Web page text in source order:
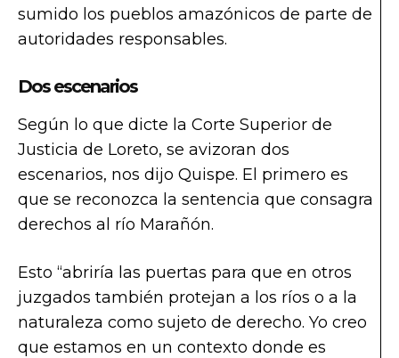
sumido los pueblos amazónicos de parte de
autoridades responsables.
Dos escenarios
Según lo que dicte la Corte Superior de
Justicia de Loreto, se avizoran dos
escenarios, nos dijo Quispe. El primero es
que se reconozca la sentencia que consagra
derechos al río Marañón.
Esto “abriría las puertas para que en otros
juzgados también protejan a los ríos o a la
naturaleza como sujeto de derecho. Yo creo
que estamos en un contexto donde es